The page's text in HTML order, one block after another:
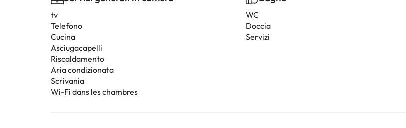
tv
Telefono
Cucina
Asciugacapelli
Riscaldamento
Aria condizionata
Scrivania
Wi-Fi dans les chambres
WC
Doccia
Servizi